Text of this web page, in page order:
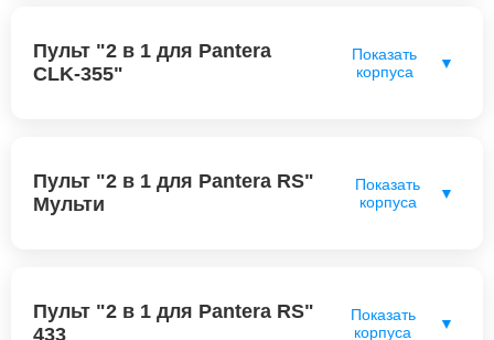
Пульт "2 в 1 для Pantera
CLK-355"
Показать
корпуса
▼
Пульт "2 в 1 для Pantera RS"
Мульти
Показать
корпуса
▼
Пульт "2 в 1 для Pantera RS"
433
Показать
корпуса
▼